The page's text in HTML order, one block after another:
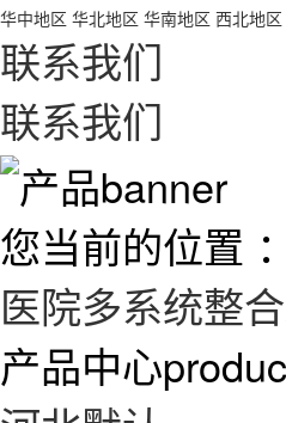
华中地区 华北地区 华南地区 西北地区
联系我们
联系我们
您当前的位置 ：
医院多系统整
产品中心